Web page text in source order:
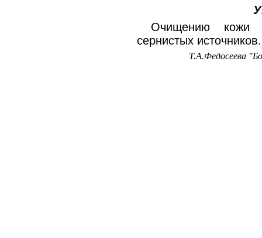
Очищению кожи
сернистых источников.
Т.А.Федосеева